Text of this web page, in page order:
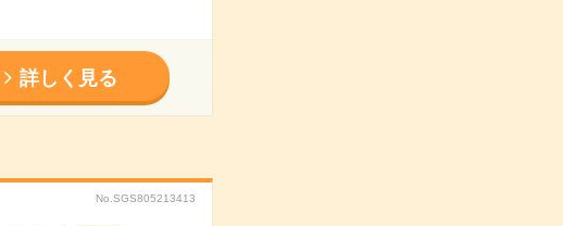
詳しく見る
No.SGS805213413